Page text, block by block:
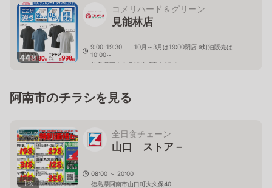
44枚
コメリハード＆グリーン
見能林店
9:00-19:30 10月～3月は19:00閉店 ※灯油販売は
10:00～
徳島県阿南市見能林町青木95-1
阿南市のチラシを見る
1枚
全日食チェーン
山口 ストア－
08:00 ～ 20:00
徳島県阿南市山口町大久保40